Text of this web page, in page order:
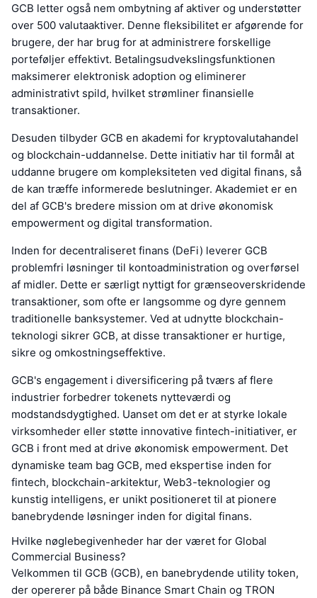
GCB letter også nem ombytning af aktiver og understøtter
over 500 valutaaktiver. Denne fleksibilitet er afgørende for
brugere, der har brug for at administrere forskellige
porteføljer effektivt. Betalingsudvekslingsfunktionen
maksimerer elektronisk adoption og eliminerer
administrativt spild, hvilket strømliner finansielle
transaktioner.
Desuden tilbyder GCB en akademi for kryptovalutahandel
og blockchain-uddannelse. Dette initiativ har til formål at
uddanne brugere om kompleksiteten ved digital finans, så
de kan træffe informerede beslutninger. Akademiet er en
del af GCB's bredere mission om at drive økonomisk
empowerment og digital transformation.
Inden for decentraliseret finans (DeFi) leverer GCB
problemfri løsninger til kontoadministration og overførsel
af midler. Dette er særligt nyttigt for grænseoverskridende
transaktioner, som ofte er langsomme og dyre gennem
traditionelle banksystemer. Ved at udnytte blockchain-
teknologi sikrer GCB, at disse transaktioner er hurtige,
sikre og omkostningseffektive.
GCB's engagement i diversificering på tværs af flere
industrier forbedrer tokenets nytteværdi og
modstandsdygtighed. Uanset om det er at styrke lokale
virksomheder eller støtte innovative fintech-initiativer, er
GCB i front med at drive økonomisk empowerment. Det
dynamiske team bag GCB, med ekspertise inden for
fintech, blockchain-arkitektur, Web3-teknologier og
kunstig intelligens, er unikt positioneret til at pionere
banebrydende løsninger inden for digital finans.
Hvilke nøglebegivenheder har der været for Global
Commercial Business?
Velkommen til GCB (GCB), en banebrydende utility token,
der opererer på både Binance Smart Chain og TRON